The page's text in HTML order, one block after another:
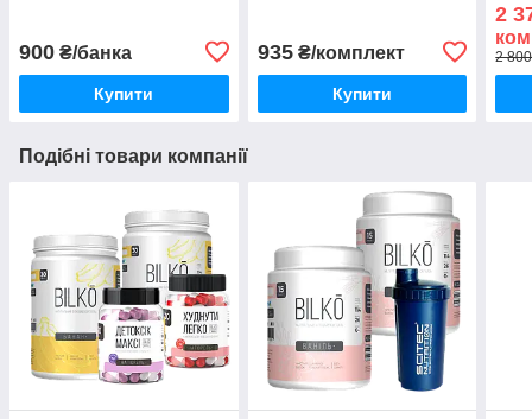
900 ₴/банка
Купити
935₴/комплект
Купити
2
2
Подібні товари компанії